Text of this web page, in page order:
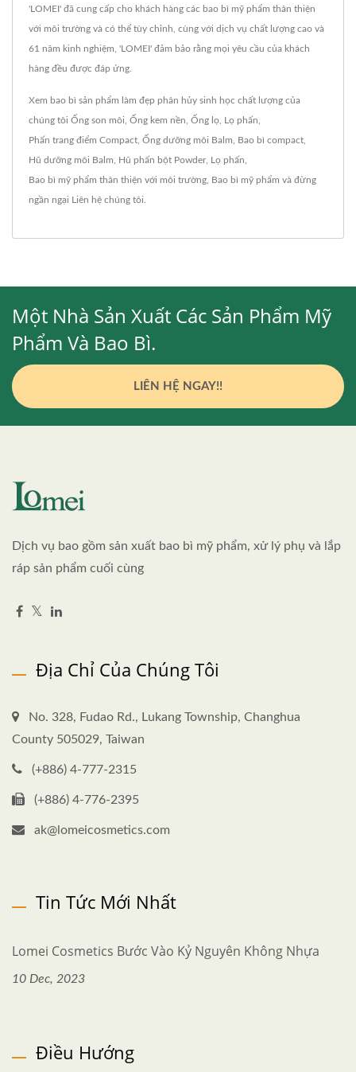
'LOMEI' đã cung cấp cho khách hàng các bao bì mỹ phẩm thân thiện
với môi trường và có thể tùy chỉnh, cùng với dịch vụ chất lượng cao và
61 năm kinh nghiệm, 'LOMEI' đảm bảo rằng mọi yêu cầu của khách
hàng đều được đáp ứng.
Xem bao bì sản phẩm làm đẹp phân hủy sinh học chất lượng của
chúng tôi Ống son môi Ống kem nền Ống lọ Lọ phấn
Phấn trang điểm Compact Ống dưỡng môi Balm Bao bì compact
Hũ dưỡng môi Balm Hũ phấn bột Powder, Lọ phấn
Bao bì mỹ phẩm thân thiện với môi trường Bao bì mỹ phẩm và đừng
ngần ngại Liên hệ chúng tôi
Một Nhà Sản Xuất Các Sản Phẩm Mỹ
Phẩm Và Bao Bì.
LIÊN HỆ NGAY!!
Dịch vụ bao gồm sản xuất bao bì mỹ phẩm, xử lý phụ và lắp
ráp sản phẩm cuối cùng
Địa Chỉ Của Chúng Tôi
No. 328, Fudao Rd., Lukang Township, Changhua
County 505029, Taiwan
(+886) 4-777-2315
(+886) 4-776-2395
ak@lomeicosmetics.com
Tin Tức Mới Nhất
Lomei Cosmetics Bước Vào Kỷ Nguyên Không Nhựa
10 Dec, 2023
Điều Hướng